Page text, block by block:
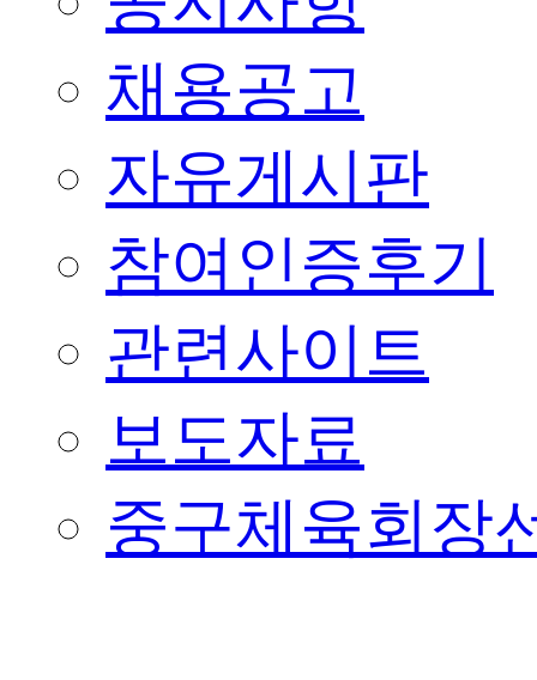
채용공고
자유게시판
참여인증후기
관련사이트
보도자료
중구체육회장